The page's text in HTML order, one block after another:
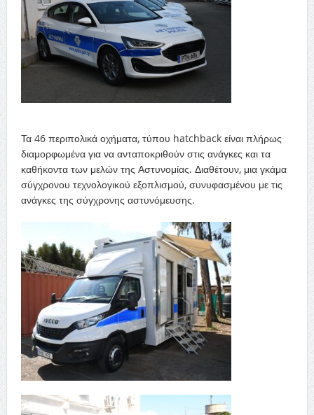
Τα 46 περιπολικά οχήματα, τύπου hatchback είναι πλήρως
διαμορφωμένα για να ανταποκριθούν στις ανάγκες και τα
καθήκοντα των μελών της Αστυνομίας. Διαθέτουν, μια γκάμα
σύγχρονου τεχνολογικού εξοπλισμού, συνυφασμένου με τις
ανάγκες της σύγχρονης αστυνόμευσης.